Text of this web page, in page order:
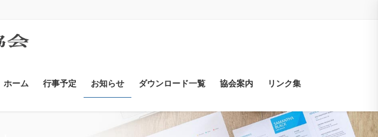
ホーム 行事予定 お知らせ ダウンロード一覧 協会案内 リンク集